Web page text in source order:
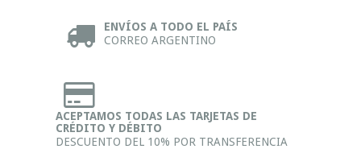
ENVÍOS A TODO EL PAÍS
CORREO ARGENTINO
ACEPTAMOS TODAS LAS TARJETAS DE
CRÉDITO Y DÉBITO
DESCUENTO DEL 10% POR TRANSFERENCIA